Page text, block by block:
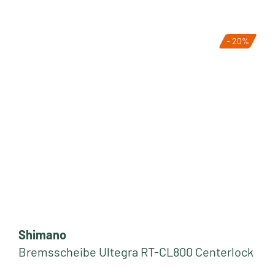
- 20%
Shimano
Bremsscheibe Ultegra RT-CL800 Centerlock